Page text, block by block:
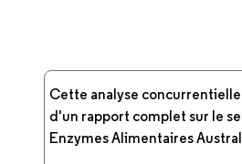
Cette analyse
d'un rapport complet sur le
Enzymes Alimentaires